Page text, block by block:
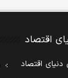
اقتصاد
اقتصاد